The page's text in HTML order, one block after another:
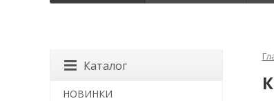
Каталог
НОВИНКИ